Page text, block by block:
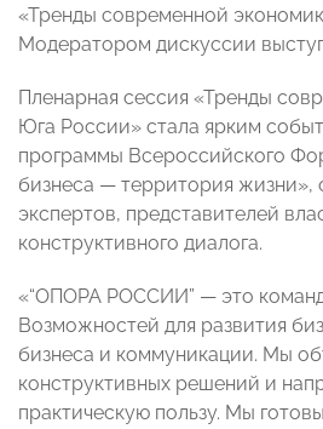
«Тренды современной
Модератором дискуссии
Пленарная сессия «Тренды
Юга России» стала ярким
программы Всероссийского
бизнеса — территория жизни»,
экспертов, представителей
конструктивного диалога.
«“ОПОРА РОССИИ” — это
Возможностей для развития
бизнеса и коммуникации. Мы
конструктивных решений и
практическую пользу. Мы